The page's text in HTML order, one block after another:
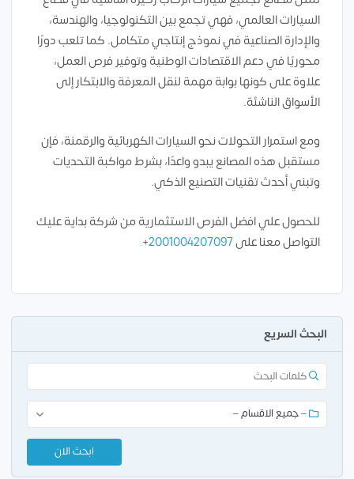
السيارات العالمي، فهي تجمع بين التكنولوجيا، والهندسة،
والإدارة الصناعية في نموذج إنتاجي متكامل. كما تلعب دورًا
محوريًا في دعم الاقتصادات الوطنية وتوفير فرص العمل،
علاوة على كونها بوابة مهمة لنقل المعرفة والابتكار إلى
الأسواق الناشئة.
ومع استمرار التحولات نحو السيارات الكهربائية والرقمنة، فإن
مستقبل هذه المصانع يبدو واعدًا، بشرط مواكبة التحديات
وتبني أحدث تقنيات التصنيع الذكي.
للحصول علي افضل الفرص الاستثمارية من شركة بداية عليك
التواصل معنا على2001004207097
+
البحث السريع